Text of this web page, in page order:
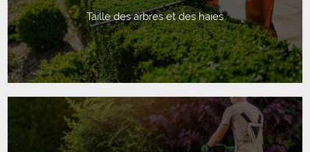
Taille des arbres et des haies